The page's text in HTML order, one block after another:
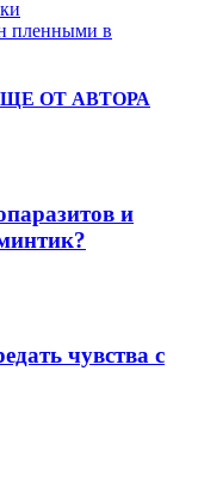
пленными в
ОТ АВТОРА
и
чувства с